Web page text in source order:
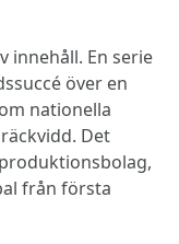
innehåll. En serie
över en
nationella
Det
från första